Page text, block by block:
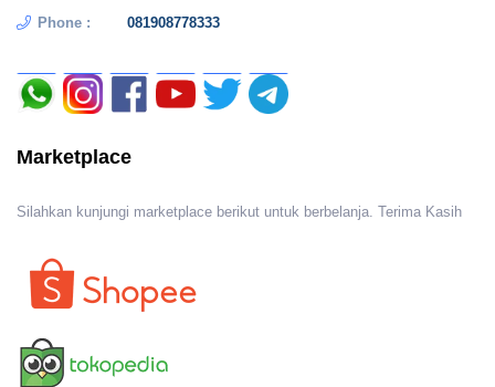
Phone : 081908778333
Marketplace
Silahkan kunjungi marketplace berikut untuk berbelanja. Terima Kasih